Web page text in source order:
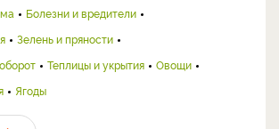
Болезни и вредители
Зелень и пряности
Теплицы и укрытия
Овощи
Ягоды